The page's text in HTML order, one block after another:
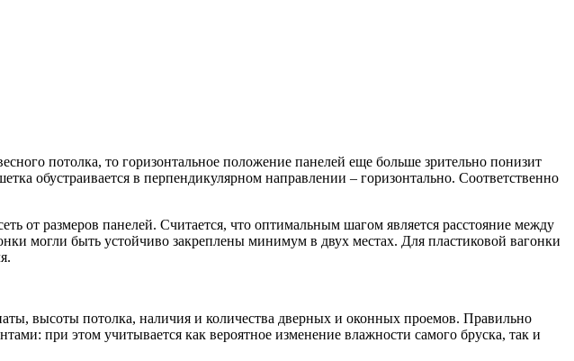
потолка, то горизонтальное положение панелей еще больше зрительно понизит
обустраивается в перпендикулярном направлении – горизонтально. Соответственно
от размеров панелей. Считается, что оптимальным шагом является расстояние между
могли быть устойчиво закреплены минимум в двух местах. Для пластиковой вагонки
высоты потолка, наличия и количества дверных и оконных проемов. Правильно
при этом учитывается как вероятное изменение влажности самого бруска, так и